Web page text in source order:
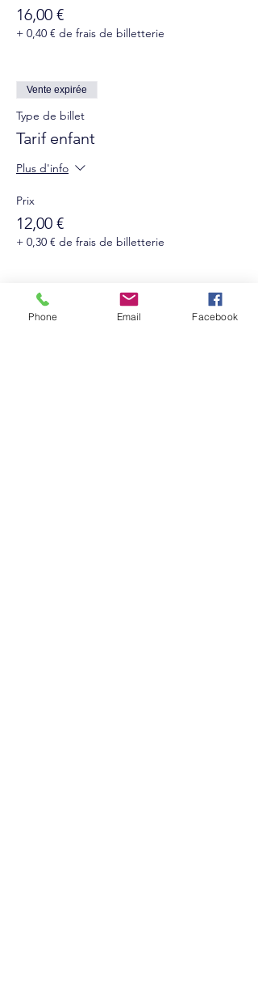
16,00 €
+ 0,40 € de frais de billetterie
Vente expirée
Type de billet
Tarif enfant
Plus d'info
Prix
12,00 €
+ 0,30 € de frais de billetterie
Phone Email Facebook